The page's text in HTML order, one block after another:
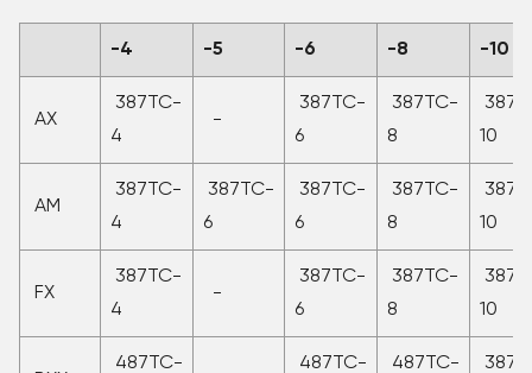
-4 -5 -6 -8 -10
AX
387TC-
4
-
387TC-
6
387TC-
8
10
AM
387TC-
4
387TC-
6
387TC-
6
387TC-
8
10
FX
387TC-
4
-
387TC-
6
387TC-
8
10
487TC-
487TC-
487TC-